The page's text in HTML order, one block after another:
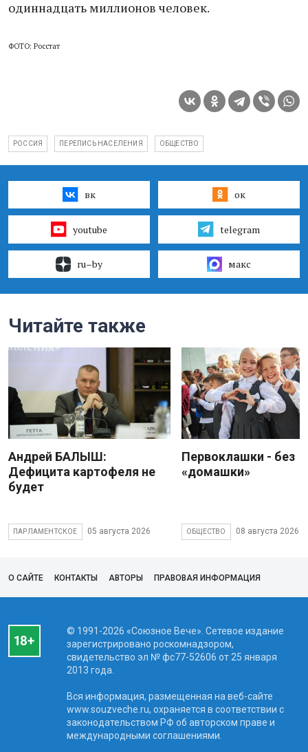
одиннадцать миллионов человек.
ФОТО: Росстат
РОССИЯ ПЕРЕПИСЬ НАСЕЛЕНИЯ ОБЩЕСТВО
вк ок
youtube telegram
ru–by макс
Читайте также
Андрей БАЛЫШ:
Дефицита картофеля не
будет
ПАРЛАМЕНТСКОЕ 05 августа 2026
Первоклашки - без
«домашки»
ОБЩЕСТВО 08 августа 2026
О САЙТЕ КОНТАКТЫ АВТОРЫ ПРАВОВАЯ ИНФОРМАЦИЯ
© 1991-2026 «Союзное Вече». Сетевое издание
зарегистрировано роскомнадзором,
свидетельство эл № фc77-52606 от 25 января
2013 года.
Вся информация, размещенная на веб-сайте
www.souzveche.ru, охраняется в соответствии с
законодательством РФ об авторском праве и
международными соглашениями.